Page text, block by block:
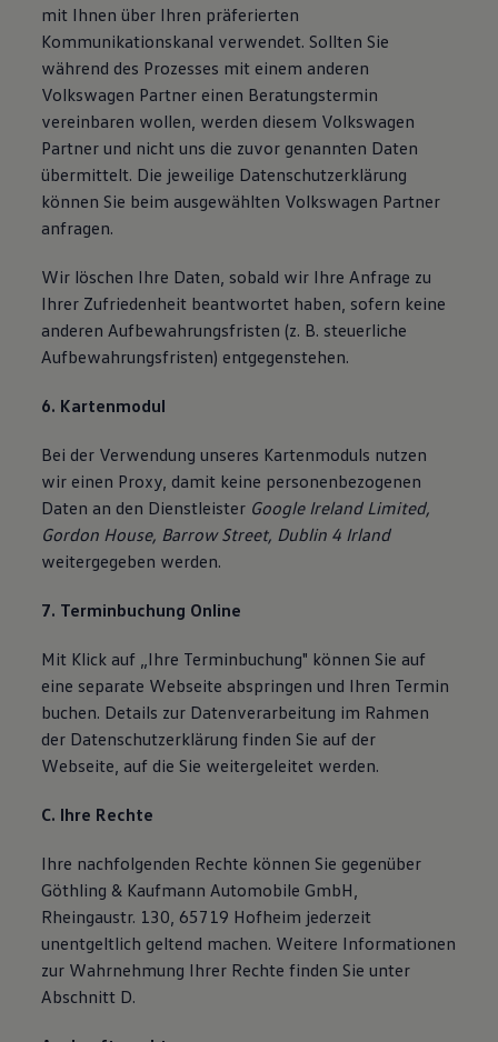
mit Ihnen über Ihren präferierten
Kommunikationskanal verwendet. Sollten Sie
während des Prozesses mit einem anderen
Volkswagen Partner einen Beratungstermin
vereinbaren wollen, werden diesem Volkswagen
Partner und nicht uns die zuvor genannten Daten
übermittelt. Die jeweilige Datenschutzerklärung
können Sie beim ausgewählten Volkswagen Partner
anfragen.
Wir löschen Ihre Daten, sobald wir Ihre Anfrage zu
Ihrer Zufriedenheit beantwortet haben, sofern keine
anderen Aufbewahrungsfristen (z. B. steuerliche
Aufbewahrungsfristen) entgegenstehen.
6. Kartenmodul
Bei der Verwendung unseres Kartenmoduls nutzen
wir einen Proxy, damit keine personenbezogenen
Daten an den Dienstleister Google Ireland Limited,
Gordon House, Barrow Street, Dublin 4 Irland
weitergegeben werden.
7. Terminbuchung Online
Mit Klick auf „Ihre Terminbuchung" können Sie auf
eine separate Webseite abspringen und Ihren Termin
buchen. Details zur Datenverarbeitung im Rahmen
der Datenschutzerklärung finden Sie auf der
Webseite, auf die Sie weitergeleitet werden.
C. Ihre Rechte
Ihre nachfolgenden Rechte können Sie gegenüber
Göthling & Kaufmann Automobile GmbH,
Rheingaustr. 130, 65719 Hofheim jederzeit
unentgeltlich geltend machen. Weitere Informationen
zur Wahrnehmung Ihrer Rechte finden Sie unter
Abschnitt D.